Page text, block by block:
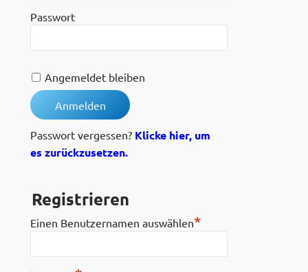
Passwort
Angemeldet bleiben
Passwort vergessen? Klicke hier, um
es zurückzusetzen.
Registrieren
Einen Benutzernamen auswählen*